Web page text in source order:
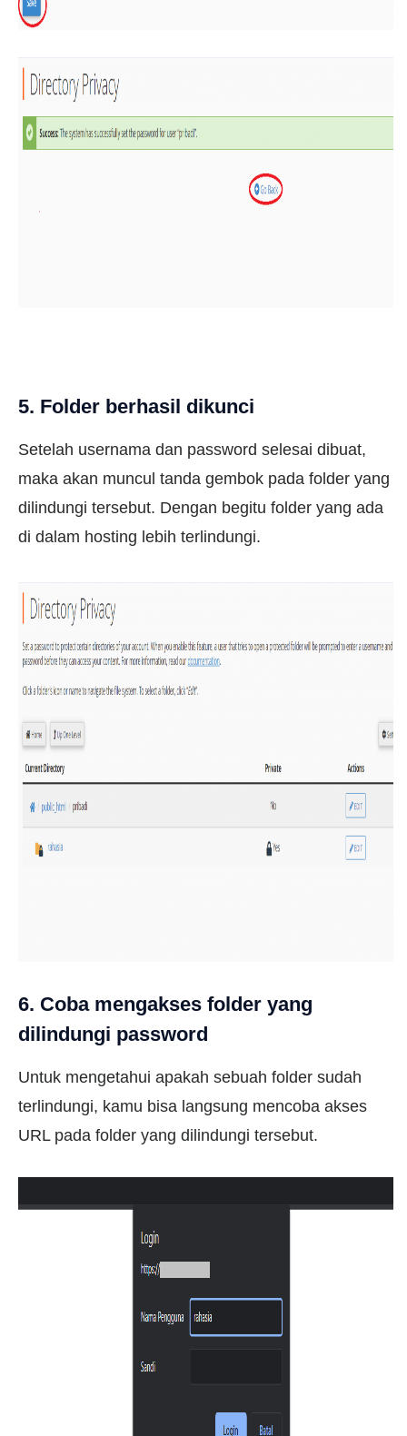
5. Folder berhasil dikunci
Setelah usernama dan password selesai dibuat,
maka akan muncul tanda gembok pada folder yang
dilindungi tersebut. Dengan begitu folder yang ada
di dalam hosting lebih terlindungi.
6. Coba mengakses folder yang
dilindungi password
Untuk mengetahui apakah sebuah folder sudah
terlindungi, kamu bisa langsung mencoba akses
URL pada folder yang dilindungi tersebut.